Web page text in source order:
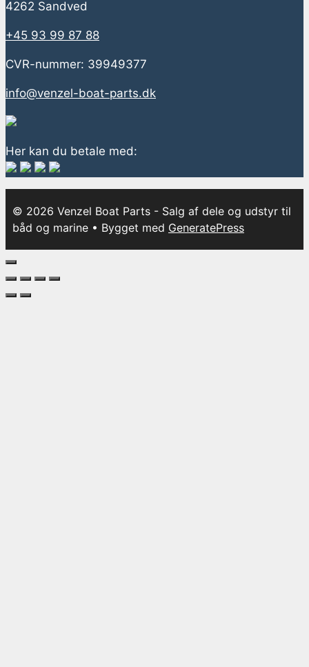
4262 Sandved
+45 93 99 87 88
CVR-nummer: 39949377
info@venzel-boat-parts.dk
Her kan du betale med:
© 2026 Venzel Boat Parts - Salg af dele og udstyr til
båd og marine • Bygget med GeneratePress
Luk